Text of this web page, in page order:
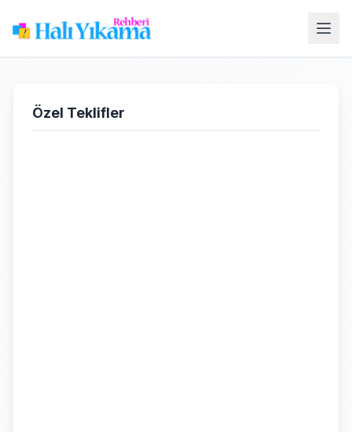
Özel Teklifler